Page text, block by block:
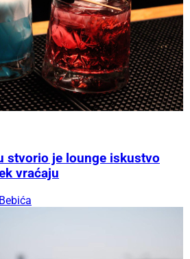
stvorio je lounge iskustvo
vraćaju